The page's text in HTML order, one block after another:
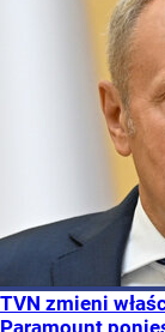
TVN zmieni